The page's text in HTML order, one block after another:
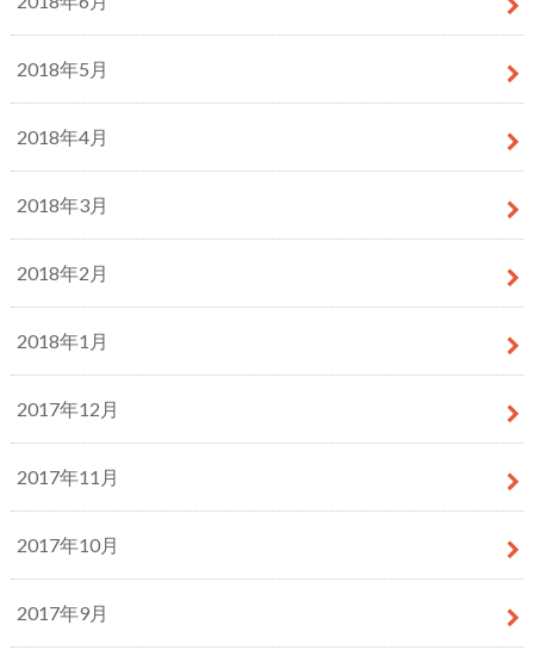
2018年5月
2018年4月
2018年3月
2018年2月
2018年1月
2017年12月
2017年11月
2017年10月
2017年9月